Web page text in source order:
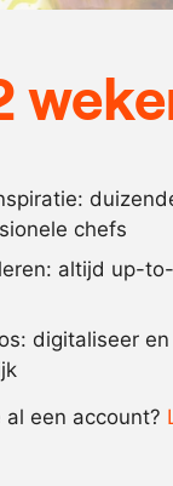
chefs
altijd up-
digitaliseer
al een account?